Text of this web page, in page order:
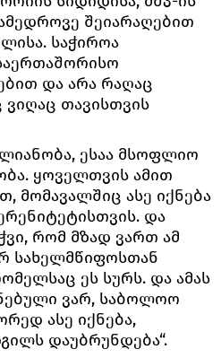
შეიარაღებით
საჭიროა
და არა რაღაც
თავისთვის
ესაა მსოფლიო
ყოველთვის ამით
მომავალშიც ასე იქნება
და
რომ მზად ვართ ამ
სახელმწიფოსთან
ეს სურს. და ამას
ვარ, საბოლოო
ასე იქნება,
დაუბრუნდება“.